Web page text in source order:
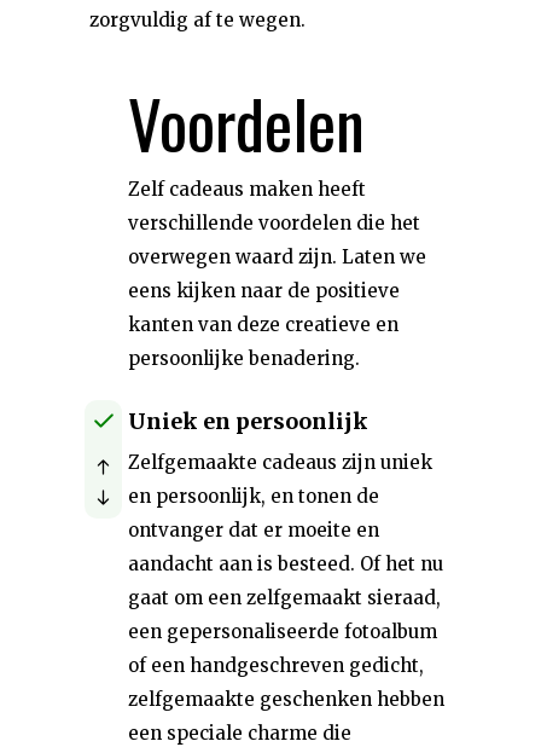
zorgvuldig af te wegen.
Voordelen
Zelf cadeaus maken heeft
verschillende voordelen die het
overwegen waard zijn. Laten we
eens kijken naar de positieve
kanten van deze creatieve en
persoonlijke benadering.
Uniek en persoonlijk
Zelfgemaakte cadeaus zijn uniek
en persoonlijk, en tonen de
ontvanger dat er moeite en
aandacht aan is besteed. Of het nu
gaat om een zelfgemaakt sieraad,
een gepersonaliseerde fotoalbum
of een handgeschreven gedicht,
zelfgemaakte geschenken hebben
een speciale charme die